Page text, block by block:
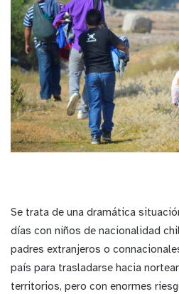
Se trata de una dramática
días con niños de nacionalidad
padres extranjeros o
país para trasladarse hacia
territorios, pero con enormes